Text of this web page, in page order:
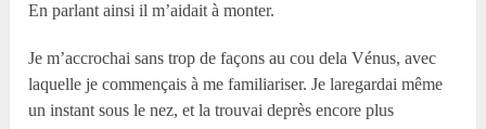
En parlant ainsi il m’aidait à monter.
Je m’accrochai sans trop de façons au cou dela Vénus, avec
laquelle je commençais à me familiariser. Je laregardai même
un instant sous le nez, et la trouvai deprès encore plus